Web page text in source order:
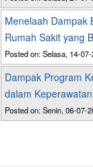
Menelaah Dampak
Rumah Sakit yang
Posted on: Selasa, 14-
Dampak Program
dalam Keperawatan
Posted on: Senin, 06-07-